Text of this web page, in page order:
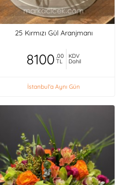
25 Kırmızı Gül Aranjmanı
8100 ,00
TL
KDV
Dahil
İstanbul'a Aynı Gün